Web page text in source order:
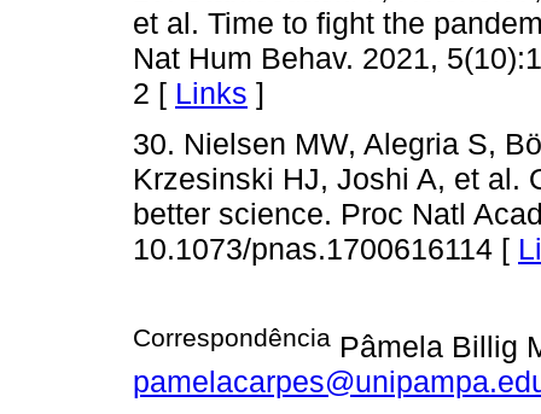
et al. Time to fight the
Nat Hum Behav. 2021,
2 [ Links ]
30. Nielsen MW, Alegria S,
Krzesinski HJ, Joshi A, et al.
better science. Proc Natl
10.1073/pnas.1700616114 [
Correspondência Pâmela Billig